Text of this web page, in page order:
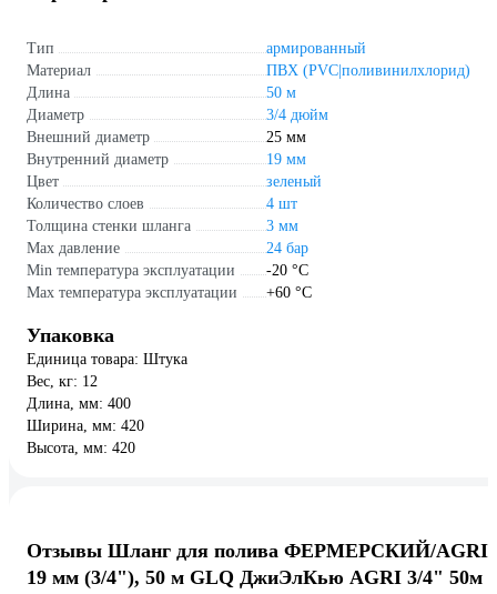
Тип
армированный
Материал
ПВХ (PVC|поливинилхлорид)
Длина
50 м
Диаметр
3/4 дюйм
Внешний диаметр
25 мм
Внутренний диаметр
19 мм
Цвет
зеленый
Количество слоев
4 шт
Толщина стенки шланга
3 мм
Max давление
24 бар
Min температура эксплуатации
-20 °С
Мах температура эксплуатации
+60 °С
Упаковка
Единица товара: Штука
Вес, кг: 12
Длина, мм: 400
Ширина, мм: 420
Высота, мм: 420
Отзывы Шланг для полива ФЕРМЕРСКИЙ/AGRI
19 мм (3/4"), 50 м GLQ ДжиЭлКью AGRI 3/4" 50м